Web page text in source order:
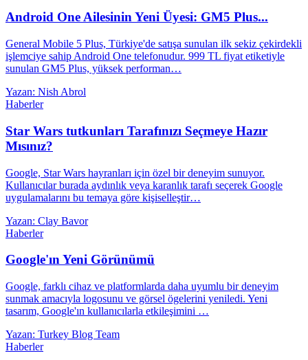
Android One Ailesinin Yeni Üyesi: GM5 Plus...
General Mobile 5 Plus, Türkiye'de satışa sunulan ilk sekiz çekirdekli
işlemciye sahip Android One telefonudur. 999 TL fiyat etiketiyle
sunulan GM5 Plus, yüksek performan…
Yazan: Nish Abrol
Haberler
Star Wars tutkunları Tarafınızı Seçmeye Hazır
Mısınız?
Google, Star Wars hayranları için özel bir deneyim sunuyor.
Kullanıcılar burada aydınlık veya karanlık tarafı seçerek Google
uygulamalarını bu temaya göre kişiselleştir…
Yazan: Clay Bavor
Haberler
Google'ın Yeni Görünümü
Google, farklı cihaz ve platformlarda daha uyumlu bir deneyim
sunmak amacıyla logosunu ve görsel ögelerini yeniledi. Yeni
tasarım, Google'ın kullanıcılarla etkileşimini …
Yazan: Turkey Blog Team
Haberler